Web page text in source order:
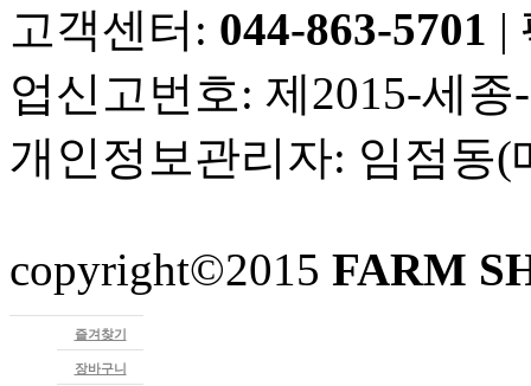
고객센터: 044-863-5701 |
업신고번호: 제2015-세종
개인정보관리자: 임점동(
copyright©2015 FARM
즐겨찾기
장바구니